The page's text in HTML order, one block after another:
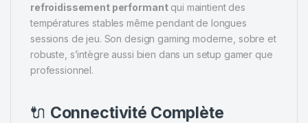
refroidissement performantqui maintient des
températures stables même pendant de longues
sessions de jeu. Son design gaming moderne, sobre et
robuste, s’intègre aussi bien dans un setup gamer que
professionnel.
🔌 Connectivité Complète